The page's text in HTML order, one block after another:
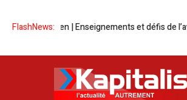
FlashNews:
Égyptien | Enseignements et défis de